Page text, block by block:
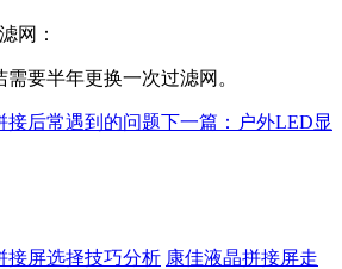
网：
要半年更换一次过滤网。
接后常遇到的问题下一篇：户外LED显
接屏选择技巧分析 康佳液晶拼接屏走